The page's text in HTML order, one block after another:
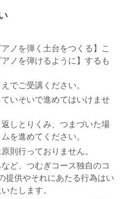
ノを弾く土台をつくる】こ
ノを弾けるように】するも
でご受講ください。
いそいで進めてはいけませ
しとりくみ、つまづいた場
を進めてください。
則行っておりません。
ど、つむぎコース独自のコ
提供やそれにあたる行為はい
たします。